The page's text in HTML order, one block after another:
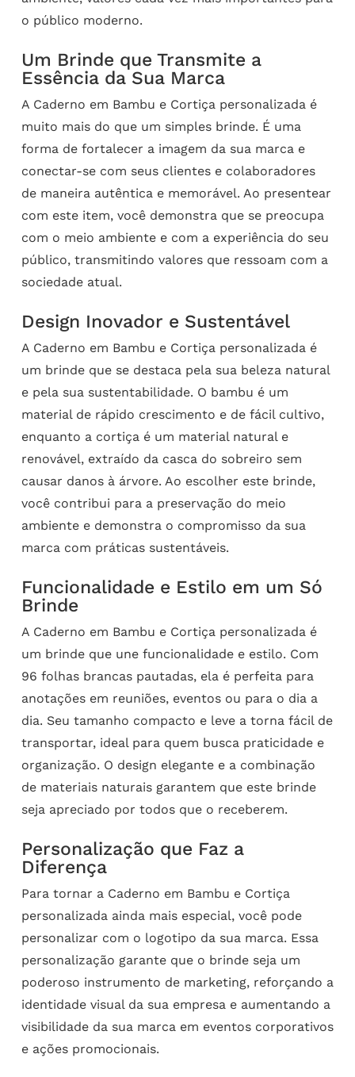
o público moderno.
Um Brinde que Transmite a
Essência da Sua Marca
A Caderno em Bambu e Cortiça personalizada é
muito mais do que um simples brinde. É uma
forma de fortalecer a imagem da sua marca e
conectar-se com seus clientes e colaboradores
de maneira autêntica e memorável. Ao presentear
com este item, você demonstra que se preocupa
com o meio ambiente e com a experiência do seu
público, transmitindo valores que ressoam com a
sociedade atual.
Design Inovador e Sustentável
A Caderno em Bambu e Cortiça personalizada é
um brinde que se destaca pela sua beleza natural
e pela sua sustentabilidade. O bambu é um
material de rápido crescimento e de fácil cultivo,
enquanto a cortiça é um material natural e
renovável, extraído da casca do sobreiro sem
causar danos à árvore. Ao escolher este brinde,
você contribui para a preservação do meio
ambiente e demonstra o compromisso da sua
marca com práticas sustentáveis.
Funcionalidade e Estilo em um Só
Brinde
A Caderno em Bambu e Cortiça personalizada é
um brinde que une funcionalidade e estilo. Com
96 folhas brancas pautadas, ela é perfeita para
anotações em reuniões, eventos ou para o dia a
dia. Seu tamanho compacto e leve a torna fácil de
transportar, ideal para quem busca praticidade e
organização. O design elegante e a combinação
de materiais naturais garantem que este brinde
seja apreciado por todos que o receberem.
Personalização que Faz a
Diferença
Para tornar a Caderno em Bambu e Cortiça
personalizada ainda mais especial, você pode
personalizar com o logotipo da sua marca. Essa
personalização garante que o brinde seja um
poderoso instrumento de marketing, reforçando a
identidade visual da sua empresa e aumentando a
visibilidade da sua marca em eventos corporativos
e ações promocionais.